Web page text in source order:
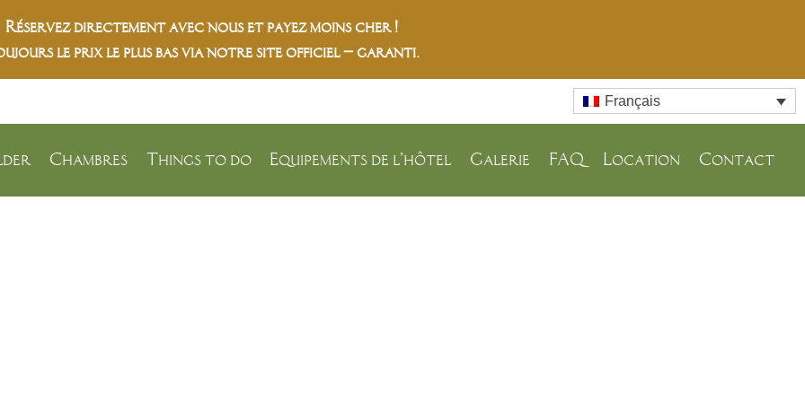
Réservez directement avec nous et payez moins cher !
le prix le plus bas via notre site officiel – garanti.
Chambres Things to do Equipements de l’hôtel Galerie FAQ Location Contact
Français